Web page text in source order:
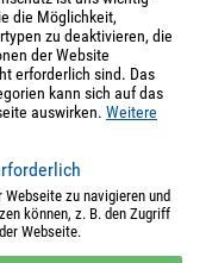
Passwort vergessen?
bleiben
die Möglichkeit,
zu deaktivieren, die
der Website
erforderlich sind. Das
kann sich auf das
auswirken. Weitere
zu navigieren und
können, z. B. den Zugriff
Webseite.